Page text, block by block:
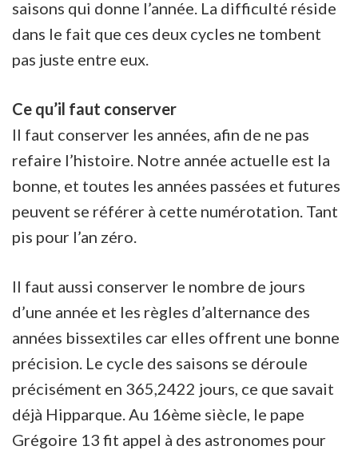
saisons qui donne l’année. La difficulté réside
dans le fait que ces deux cycles ne tombent
pas juste entre eux.
Ce qu’il faut conserver
Il faut conserver les années, afin de ne pas
refaire l’histoire. Notre année actuelle est la
bonne, et toutes les années passées et futures
peuvent se référer à cette numérotation. Tant
pis pour l’an zéro.
Il faut aussi conserver le nombre de jours
d’une année et les règles d’alternance des
années bissextiles car elles offrent une bonne
précision. Le cycle des saisons se déroule
précisément en 365,2422 jours, ce que savait
déjà Hipparque. Au 16ème siècle, le pape
Grégoire 13 fit appel à des astronomes pour